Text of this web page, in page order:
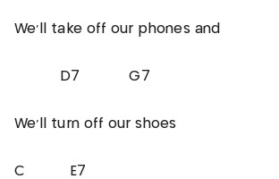
We'll take off our phones and
D7 G7
We'll turn off our shoes
C E7